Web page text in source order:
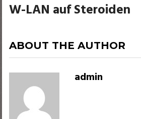
W-LAN auf Steroiden
ABOUT THE AUTHOR
admin